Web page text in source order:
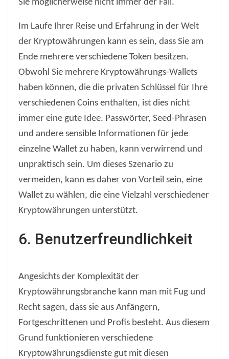
Sie möglicherweise nicht immer der Fall.
Im Laufe Ihrer Reise und Erfahrung in der Welt
der Kryptowährungen kann es sein, dass Sie am
Ende mehrere verschiedene Token besitzen.
Obwohl Sie mehrere Kryptowährungs-Wallets
haben können, die die privaten Schlüssel für Ihre
verschiedenen Coins enthalten, ist dies nicht
immer eine gute Idee. Passwörter, Seed-Phrasen
und andere sensible Informationen für jede
einzelne Wallet zu haben, kann verwirrend und
unpraktisch sein. Um dieses Szenario zu
vermeiden, kann es daher von Vorteil sein, eine
Wallet zu wählen, die eine Vielzahl verschiedener
Kryptowährungen unterstützt.
6. Benutzerfreundlichkeit
Angesichts der Komplexität der
Kryptowährungsbranche kann man mit Fug und
Recht sagen, dass sie aus Anfängern,
Fortgeschrittenen und Profis besteht. Aus diesem
Grund funktionieren verschiedene
Kryptowährungsdienste gut mit diesen